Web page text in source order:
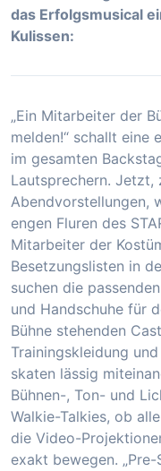
das Erfolgsmusical
Kulissen:
„Ein Mitarbeiter der
melden!“ schallt eine
im gesamten
Lautsprechern. Jetzt,
Abendvorstellungen,
engen Fluren des
Mitarbeiter der
Besetzungslisten in
suchen die
und Handschuhe für
Bühne stehenden
Trainingskleidung
skaten lässig
Bühnen-, Ton- und
Walkie-Talkies, ob
die Video-
exakt bewegen.